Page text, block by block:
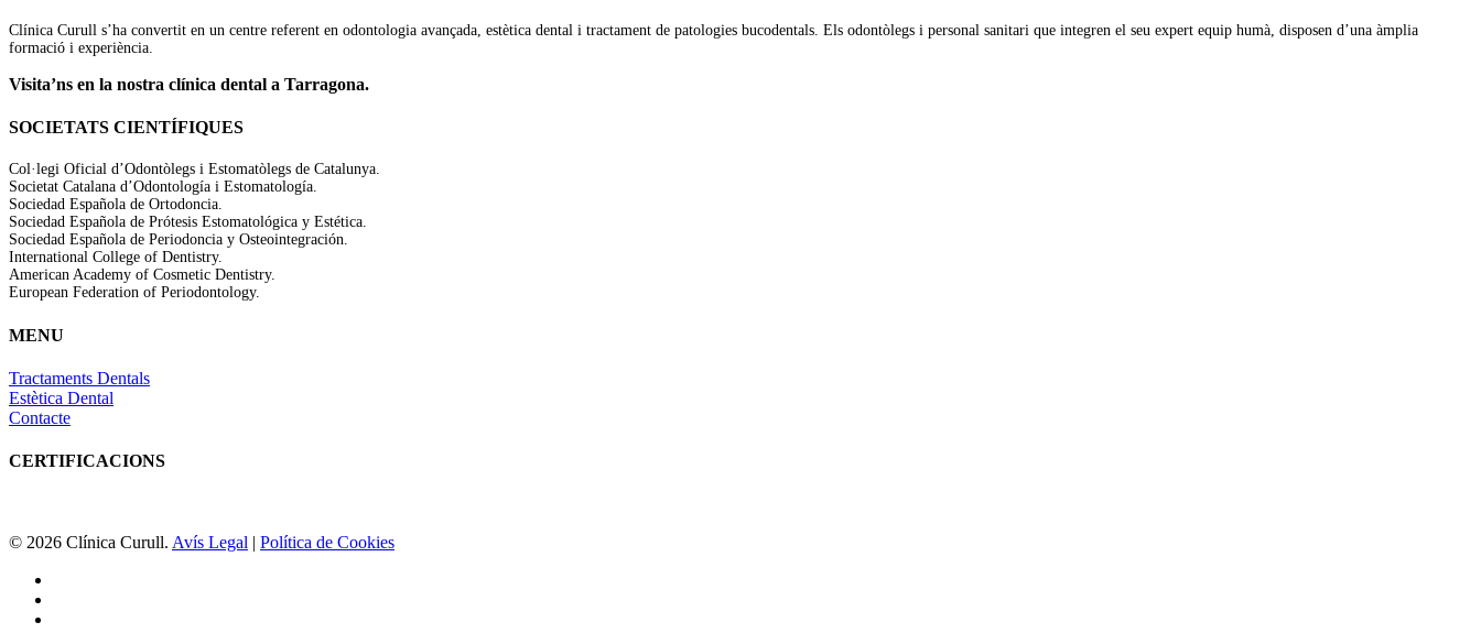
Clínica Curull s’ha convertit en un centre referent en odontologia avançada, estètica dental i tractament de patologies bucodentals. Els odontòlegs i personal sanitari que integren el seu expert equip humà, disposen d’una àmplia
formació i experiència.
Visita’ns en la nostra clínica dental a Tarragona.
SOCIETATS CIENTÍFIQUES
Col·legi Oficial d’Odontòlegs i Estomatòlegs de Catalunya.
Societat Catalana d’Odontología i Estomatología.
Sociedad Española de Ortodoncia.
Sociedad Española de Prótesis Estomatológica y Estética.
Sociedad Española de Periodoncia y Osteointegración.
International College of Dentistry.
American Academy of Cosmetic Dentistry.
European Federation of Periodontology.
MENU
Tractaments Dentals
Estètica Dental
Contacte
CERTIFICACIONS
© 2026 Clínica Curull. Avís Legal | Política de Cookies